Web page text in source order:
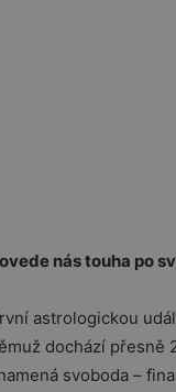
nás touha po
astrologickou
dochází přesně
svoboda –